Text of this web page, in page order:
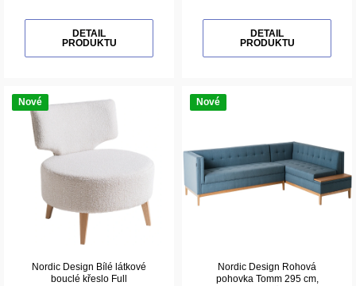
DETAIL
PRODUKTU
DETAIL
PRODUKTU
Nové
Nordic Design Bílé látkové
bouclé křeslo Full
Nové
Nordic Design Rohová
pohovka Tomm 295 cm,